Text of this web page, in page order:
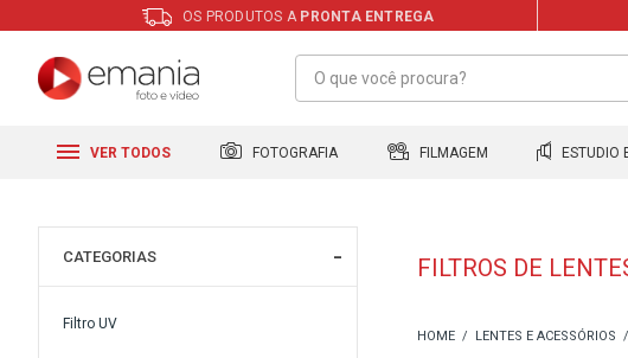
OS PRODUTOS A PRONTA ENTREGA
VER TODOS FOTOGRAFIA FILMAGEM ESTUDIO
CATEGORIAS
Filtro UV
FILTROS DE
LENTES E ACESSÓRIOS